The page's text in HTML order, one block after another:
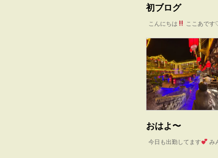
初ブログ
こんにちは ここあです
おはよ〜
今日も出勤してます み